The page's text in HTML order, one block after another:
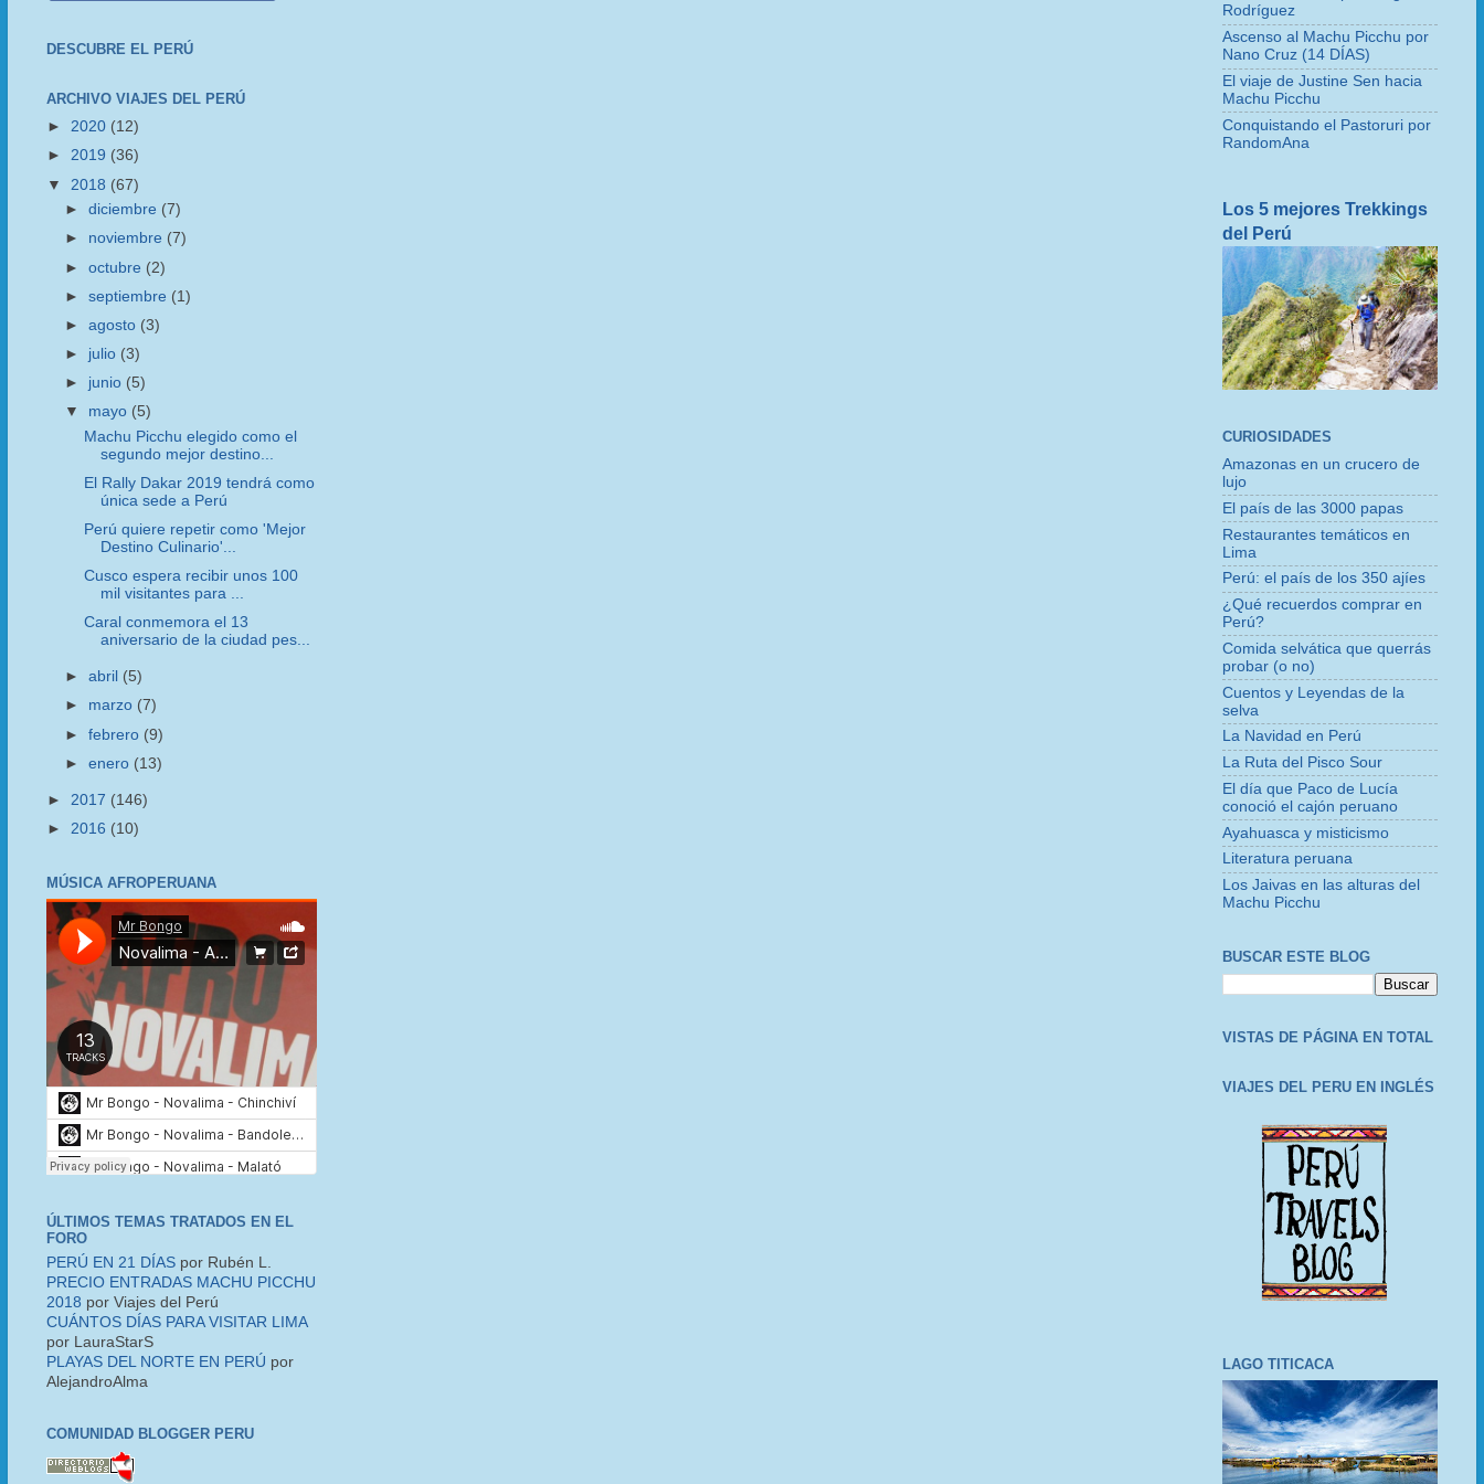
DESCUBRE EL PERÚ
ARCHIVO VIAJES DEL PERÚ
► 2020 (12)
► 2019 (36)
▼ 2018 (67)
►diciembre (7)
► noviembre (7)
►octubre (2)
►septiembre (1)
►agosto (3)
► julio (3)
► junio (5)
▼ mayo (5)
Machu Picchu elegido como el
segundo mejor destino...
El Rally Dakar 2019 tendrá como
única sede a Perú
Perú quiere repetir como 'Mejor
Destino Culinario'...
Cusco espera recibir unos 100
mil visitantes para ...
Caral conmemora el 13
aniversario de la ciudad pes...
►abril (5)
► marzo (7)
►febrero (9)
►enero (13)
► 2017 (146)
► 2016 (10)
MÚSICA AFROPERUANA
ÚLTIMOS TEMAS TRATADOS EN EL
FORO
PERÚ EN 21 DÍAS por Rubén L.
PRECIO ENTRADAS MACHU PICCHU
2018 por Viajes del Perú
CUÁNTOS DÍAS PARA VISITAR LIMA
por LauraStarS
PLAYAS DEL NORTE EN PERÚ por
AlejandroAlma
COMUNIDAD BLOGGER PERU
Rodríguez
Ascenso al Machu Picchu por
Nano Cruz (14 DÍAS)
El viaje de Justine Sen hacia
Machu Picchu
Conquistando el Pastoruri por
RandomAna
Los 5 mejores Trekkings
del Perú
CURIOSIDADES
Amazonas en un crucero de
lujo
El país de las 3000 papas
Restaurantes temáticos en
Lima
Perú: el país de los 350 ajíes
¿Qué recuerdos comprar en
Perú?
Comida selvática que querrás
probar (o no)
Cuentos y Leyendas de la
selva
La Navidad en Perú
La Ruta del Pisco Sour
El día que Paco de Lucía
conoció el cajón peruano
Ayahuasca y misticismo
Literatura peruana
Los Jaivas en las alturas del
Machu Picchu
BUSCAR ESTE BLOG
VISTAS DE PÁGINA EN TOTAL
VIAJES DEL PERU EN INGLÉS
LAGO TITICACA